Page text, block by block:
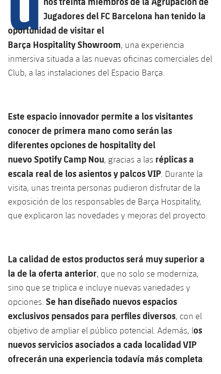
Jugadores del FC Barcelona han tenido la
oportunidad de visitar el
Barça Hospitality Showroom, una experiencia
inmersiva situada a las nuevas oficinas comerciales del
Club, a las instalaciones del Espacio Barça.
Este espacio innovador permite a los visitantes
conocer de primera mano como serán las
diferentes opciones de hospitality del
nuevo Spotify Camp Nou, gracias a las réplicas a
escala real de los asientos y palcos VIP . Durante la
visita, unas treinta personas pudieron disfrutar de la
exposición de los responsables de Barça Hospitality,
que explicaron las novedades y mejoras del proyecto.
La calidad de estos productos será muy superior a
la de la oferta anterior, que no solo se moderniza,
sino que se triplica e incluye nuevas variedades y
opciones. Se han diseñado nuevos espacios
exclusivos pensados para perfiles diversos, con el
objetivo de ampliar el público potencial. Además, los
nuevos servicios asociados a cada localidad VIP
ofrecerán una experiencia todavía más completa